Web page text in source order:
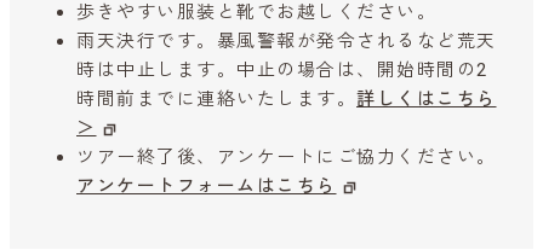
歩きやすい服装と靴でお越しください。
雨天決行です。暴風警報が発令されるなど荒天
時は中止します。中止の場合は、開始時間の2
時間前までに連絡いたします。 詳しくはこちら
＞
ツアー終了後、アンケートにご協力ください。
アンケートフォームはこちら